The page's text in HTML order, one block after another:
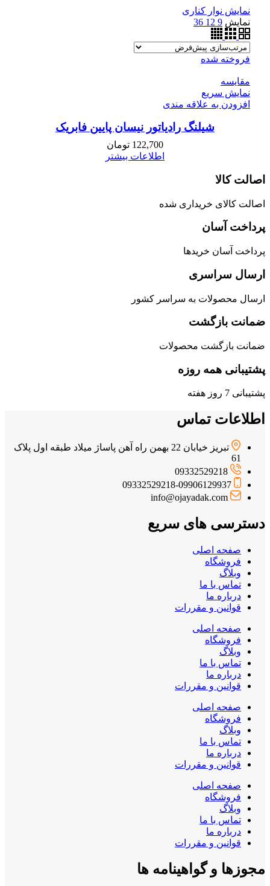
نمایش نوار کناری
نمایش 9
12
36
فروخته شده
مقايسه
نمایش سریع
افزودن به علاقه مندی
شیلنگ رادیاتور نیسان پایین فابریک
122,700 تومان
اطلاعات بیشتر
اصالت کالا
اصالت کالای خریداری شده
پرداخت آسان
پرداخت آسان خریدها
ارسال سراسری
ارسال محصولات به سراسر کشور
ضمانت بازگشت
ضمانت بازگشت محصولات
پشتیبانی همه روزه
پشتیبانی 7 روز هفته
اطلاعات تماس
تبریز خیابان 22 بهمن راه آهن پاساژ میلاد طبقه اول پلاک
61
09332529218
09332529218-09906129937
info@ojayadak.com
دسترسی های سریع
صفحه اصلی
فروشگاه
وبلاگ
تماس با ما
درباره ما
قوانین و مقررات
صفحه اصلی
فروشگاه
وبلاگ
تماس با ما
درباره ما
قوانین و مقررات
صفحه اصلی
فروشگاه
وبلاگ
تماس با ما
درباره ما
قوانین و مقررات
صفحه اصلی
فروشگاه
وبلاگ
تماس با ما
درباره ما
قوانین و مقررات
مجوزها و گواهینامه ها